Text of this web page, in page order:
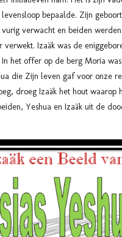
bepaalde. Zijn
verwacht en beiden
verwekt. Izaäk was de
het offer op de berg Moria
die Zijn leven gaf voor onze
droeg Izaäk het hout waarop
Yeshua en Izaäk uit de